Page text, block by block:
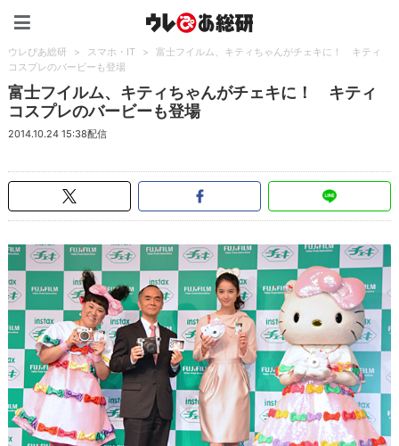
ウレぴあ総研 > スマホ・IT >
富士フイルム、キティちゃんがチェキに！ キティ
コスプレのバービーも登場
富士フイルム、キティちゃんがチェキに！ キティ
コスプレのバービーも登場
2014.10.24 15:38配信